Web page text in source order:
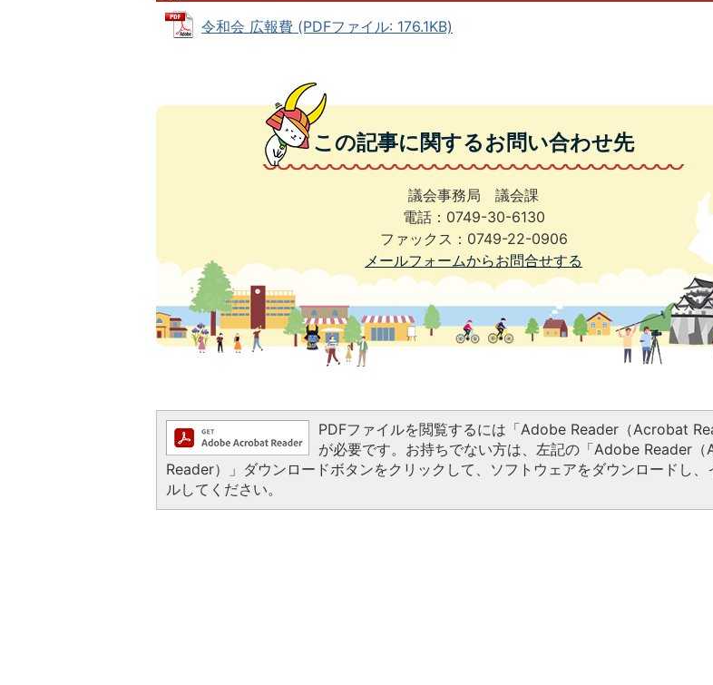
令和会 広報費 (PDFファイル: 176.1KB)
この記事に関するお問い合わせ先
議会事務局 議会課
電話：0749-30-6130
ファックス：0749-22-0906
メールフォームからお問合せする
PDFファイルを閲覧するには「Adobe Reader（Acrobat
が必要です。お持ちでない方は、左記の「Adobe Reader
Reader）」ダウンロードボタンをクリックして、ソフトウェアをダウンロードし、
ルしてください。